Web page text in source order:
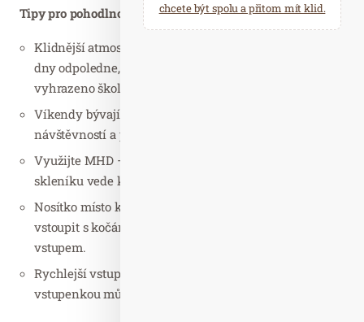
Tipy pro pohodlnou návštěvu:
Klidnější atmosféra – Vydejte se do zahrady ve všední
dny odpoledne, kdy je méně rušno. Dopoledne bývá
vyhrazeno školním skupinám.
Víkendy bývají rušnější – Počítejte s vyšší
návštěvností a případným čekáním u vstupu.
Využijte MHD – Parkování je omezené a cesta ke
skleníku vede kopcovitým terénem.
Nosítko místo kočárku – Do skleníku není možné
vstoupit s kočárkem, ten je nutné nechat před
vstupem.
Rychlejší vstup s e-vstupenkou – S online zakoupenou
vstupenkou můžete jít rovnou k turniketům.
chcete být spolu a přitom mít klid.